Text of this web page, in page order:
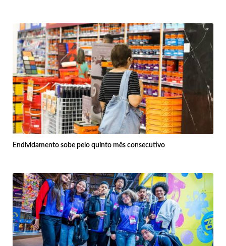
Endividamento sobe pelo quinto mês consecutivo